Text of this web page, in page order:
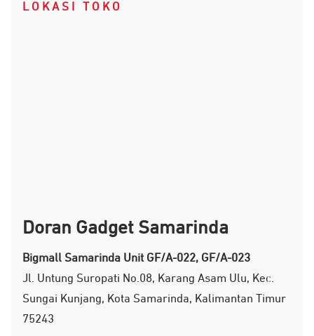
LOKASI TOKO
Doran Gadget Samarinda
Bigmall Samarinda Unit GF/A-022, GF/A-023
Jl. Untung Suropati No.08, Karang Asam Ulu, Kec.
Sungai Kunjang, Kota Samarinda, Kalimantan Timur
75243